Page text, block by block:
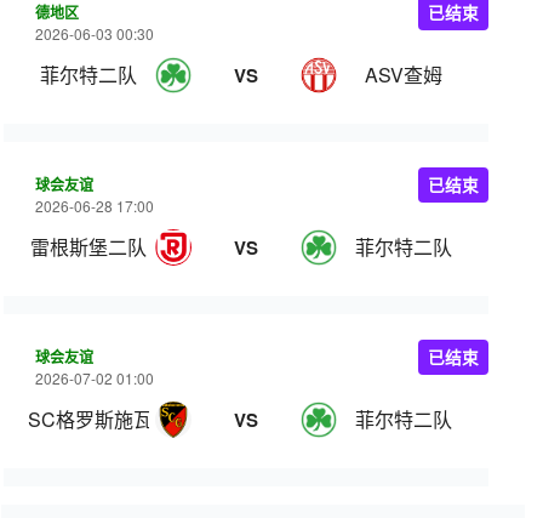
德地区
2026-06-03 00:30
菲尔特二队 VS ASV查姆
已结束
球会友谊
2026-06-28 17:00
雷根斯堡二队 VS 菲尔特二队
已结束
球会友谊
2026-07-02 01:00
SC格罗斯施瓦岑洛厄 VS 菲尔特二队
已结束